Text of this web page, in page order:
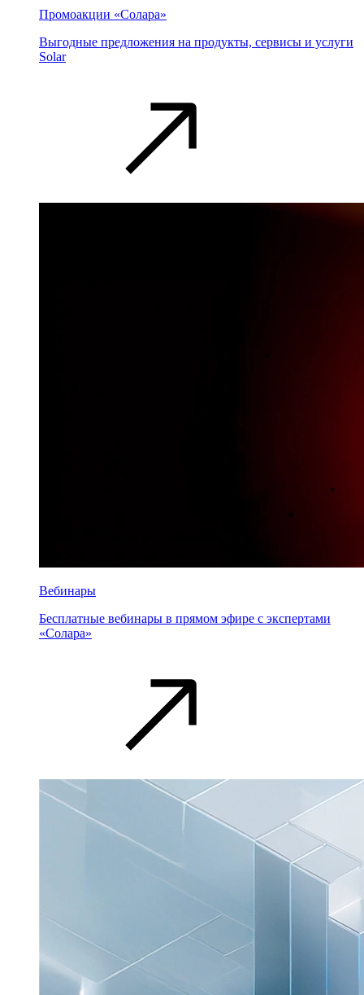
Промоакции «Солара»
Выгодные предложения на продукты, сервисы и услуги
Solar
Вебинары
Бесплатные вебинары в прямом эфире с экспертами
«Солара»